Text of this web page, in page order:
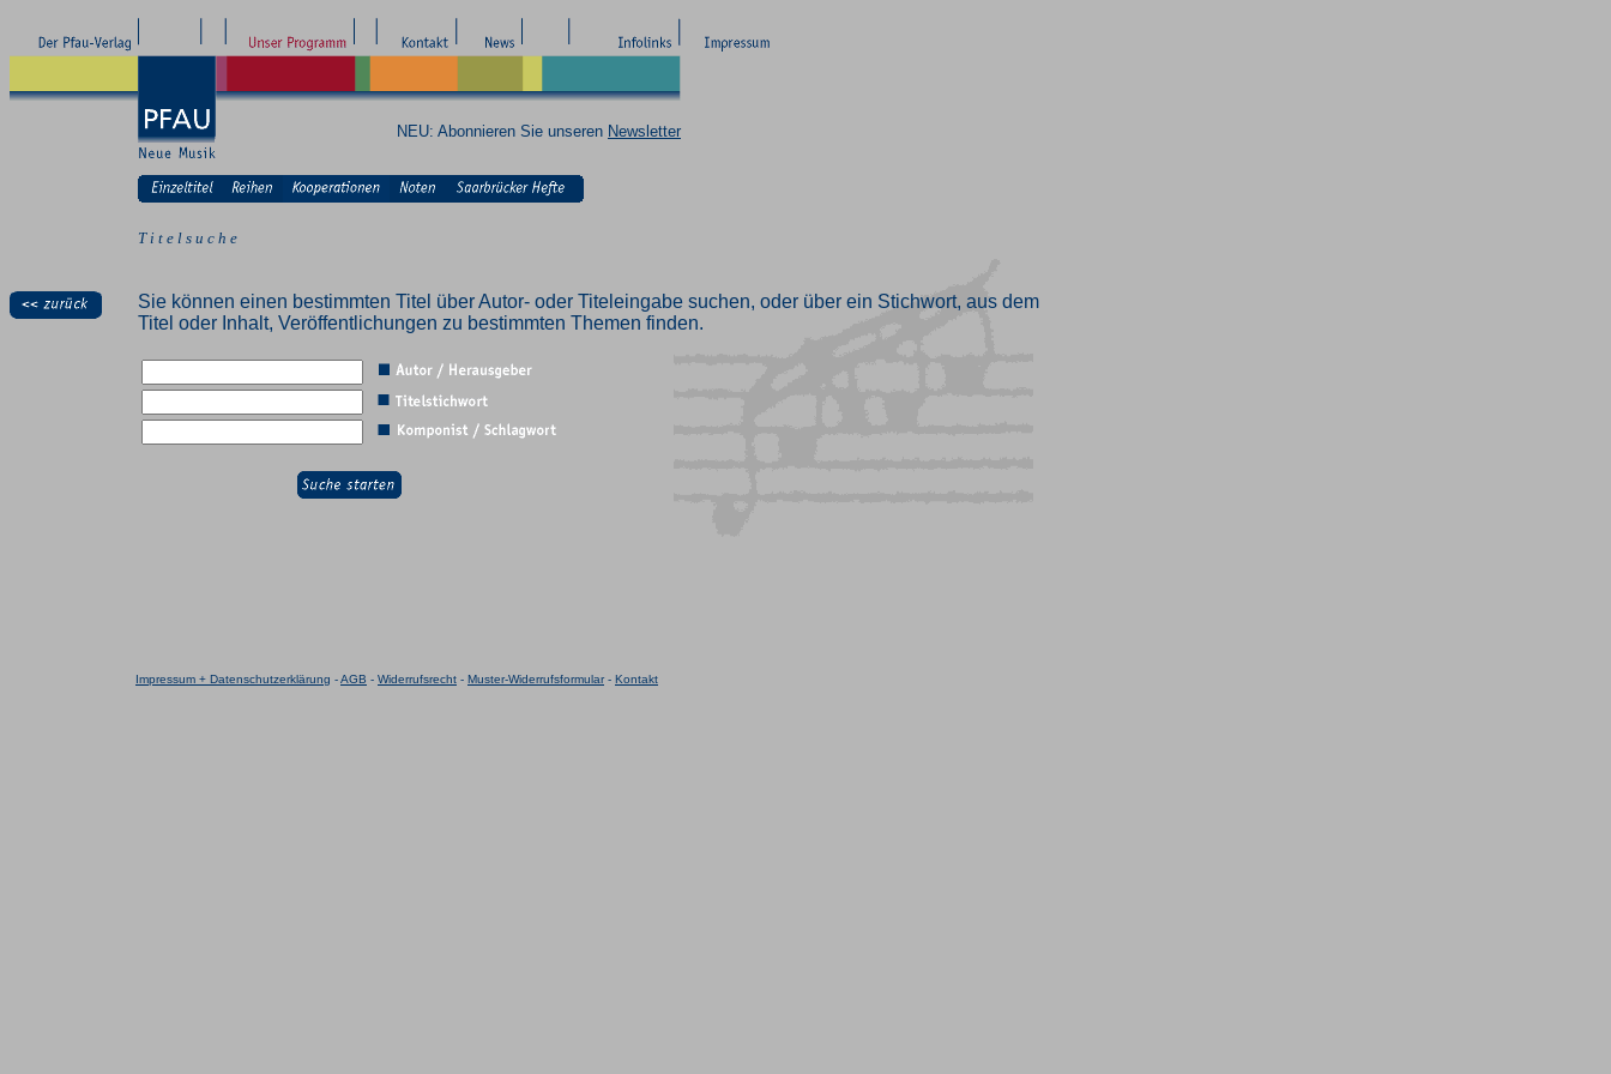
NEU: Abonnieren Sie unseren Newsletter
T i t e l s u c h e
Sie können einen bestimmten Titel über Autor- oder Titeleingabe suchen, oder über ein Stichwort, aus dem
Titel oder Inhalt, Veröffentlichungen zu bestimmten Themen finden.
Impressum + Datenschutzerklärung -AGB - Widerrufsrecht - Muster-Widerrufsformular- Kontakt